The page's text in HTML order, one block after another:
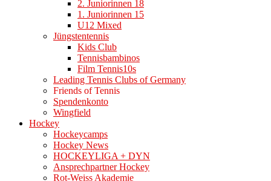
2. Juniorinnen 18
1. Juniorinnen 15
U12 Mixed
Jüngstentennis
Kids Club
Tennisbambinos
Film Tennis10s
Leading Tennis Clubs of Germany
Friends of Tennis
Spendenkonto
Wingfield
Hockey
Hockeycamps
Hockey News
HOCKEYLIGA + DYN
Ansprechpartner Hockey
Rot-Weiss Akademie